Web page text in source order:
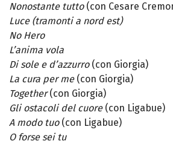
Nonostante tutto(con Cesare
Luce (tramonti a nord est)
No Hero
L’anima vola
Di sole e d’azzurro(con Giorgia)
La cura per me(con Giorgia)
Together(con Giorgia)
Gli ostacoli del cuore(con Ligabue)
A modo tuo(con Ligabue)
O forse sei tu